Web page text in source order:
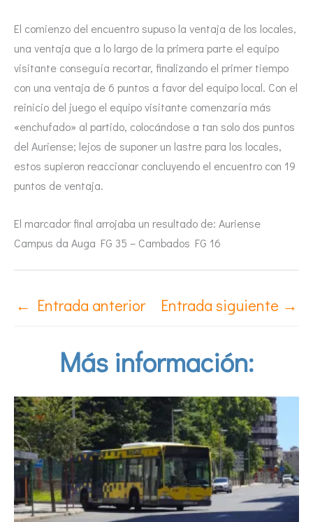
El comienzo del encuentro supuso la ventaja de los locales,
una ventaja que a lo largo de la primera parte el equipo
visitante conseguía recortar, finalizando el primer tiempo
con una ventaja de 6 puntos a favor del equipo local. Con el
reinicio del juego el equipo visitante comenzaría más
«enchufado» al partido, colocándose a tan solo dos puntos
del Auriense; lejos de suponer un lastre para los locales,
estos supieron reaccionar concluyendo el encuentro con 19
puntos de ventaja.
El marcador final arrojaba un resultado de: Auriense
Campus da Auga FG 35 – Cambados FG 16
← Entrada anterior Entrada siguiente →
Más información: